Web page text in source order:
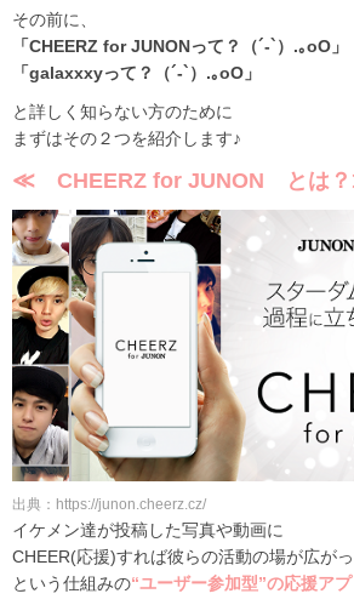
その前に、
「CHEERZ for JUNONって？（´-`）.｡oO」
「galaxxxyって？（´-`）.｡oO」
と詳しく知らない方のために
まずはその２つを紹介します♪
≪ CHEERZ for JUNON とは
出典：https://junon.cheerz.cz/
イケメン達が投稿した写真や動画に
CHEER(応援)すれば彼らの活動の場が広がっ
という仕組みの“ユーザー参加型”の応援